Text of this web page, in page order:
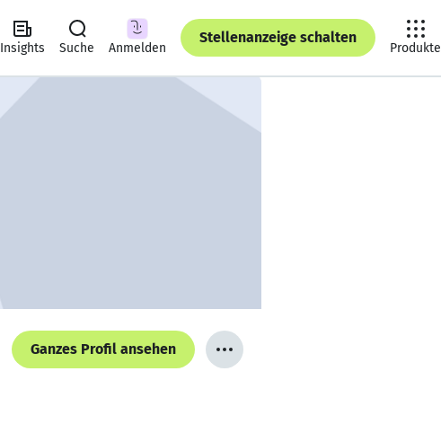
Insights Suche Anmelden
Stellenanzeige schalten
Produkte
Ganzes Profil ansehen